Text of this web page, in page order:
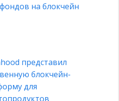
на блокчейн
представил
блокчейн-
для